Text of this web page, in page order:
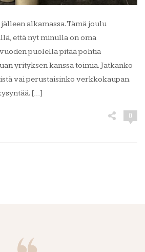
alkamassa. Tämä joulu
että nyt minulla on oma
puolella pitää pohtia
yrityksen kanssa toimia. Jatkanko
vai perustaisinko verkkokaupan.
[…]
0